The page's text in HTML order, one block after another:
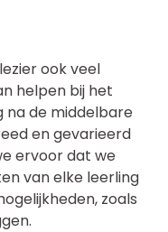
ook veel
helpen bij het
na de middelbare
en gevarieerd
ervoor dat we
van elke leerling
zoals